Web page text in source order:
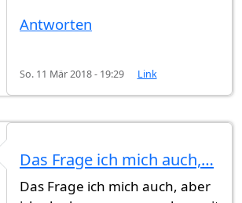
Antworten
So. 11 Mär 2018 - 19:29 Link
Das Frage ich mich auch,…
Das Frage ich mich auch, aber